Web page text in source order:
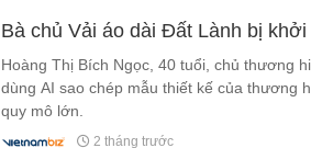
Bà chủ Vải áo dài Đất Lành bị
Hoàng Thị Bích Ngọc, 40 tuổi, chủ thương
dùng AI sao chép mẫu thiết kế của thương
quy mô lớn.
2 tháng trước